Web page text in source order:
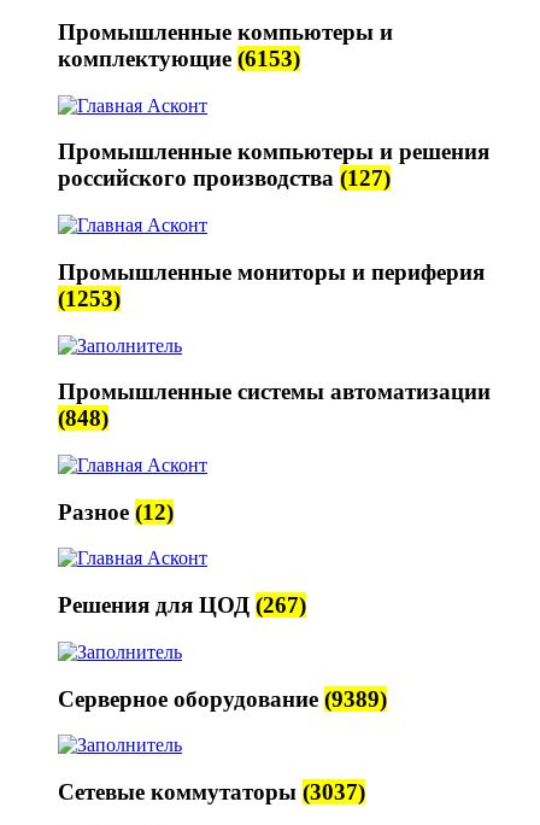
Промышленные компьютеры и
комплектующие (6153)
Промышленные компьютеры и решения
российского производства (127)
Промышленные мониторы и периферия
(1253)
Промышленные системы автоматизации
(848)
Разное (12)
Решения для ЦОД (267)
Серверное оборудование (9389)
Сетевые коммутаторы (3037)